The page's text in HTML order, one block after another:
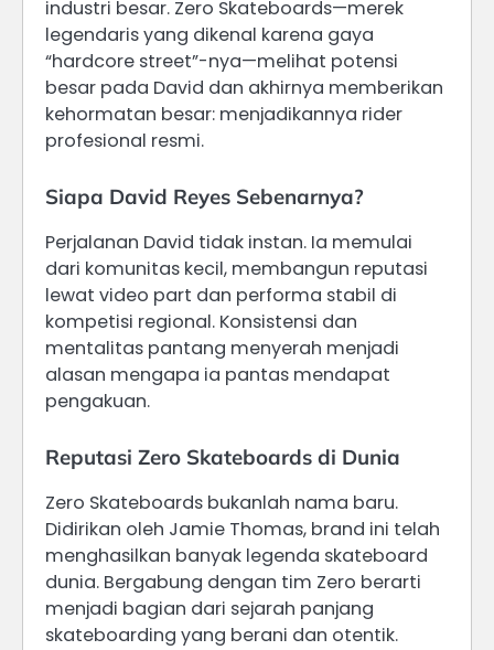
industri besar. Zero Skateboards—merek
legendaris yang dikenal karena gaya
“hardcore street”-nya—melihat potensi
besar pada David dan akhirnya memberikan
kehormatan besar: menjadikannya rider
profesional resmi.
Siapa David Reyes Sebenarnya?
Perjalanan David tidak instan. Ia memulai
dari komunitas kecil, membangun reputasi
lewat video part dan performa stabil di
kompetisi regional. Konsistensi dan
mentalitas pantang menyerah menjadi
alasan mengapa ia pantas mendapat
pengakuan.
Reputasi Zero Skateboards di Dunia
Zero Skateboards bukanlah nama baru.
Didirikan oleh Jamie Thomas, brand ini telah
menghasilkan banyak legenda skateboard
dunia. Bergabung dengan tim Zero berarti
menjadi bagian dari sejarah panjang
skateboarding yang berani dan otentik.